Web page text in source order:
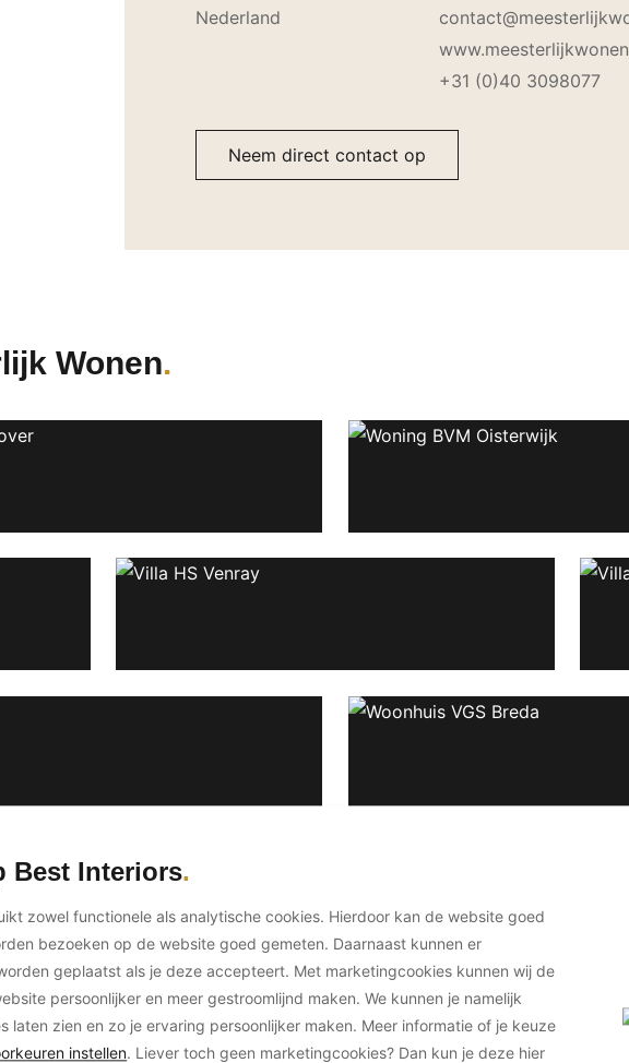
Nederland
+31 (0)40 3098077
Neem direct contact op
Wonen
Best Interiors
zowel functionele als analytische cookies. Hierdoor kan de website goed
bezoeken op de website goed gemeten. Daarnaast kunnen er
geplaatst als je deze accepteert. Met marketingcookies kunnen wij de
persoonlijker en meer gestroomlijnd maken. We kunnen je namelijk
laten zien en zo je ervaring persoonlijker maken. Meer informatie of je keuze
instellen. Liever toch geen marketingcookies? Dan kun je deze hier